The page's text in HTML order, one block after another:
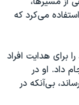
می‌کرد که
خود را برای هدایت افراد
داد. او در
آزادی رساند، بی‌آنکه در